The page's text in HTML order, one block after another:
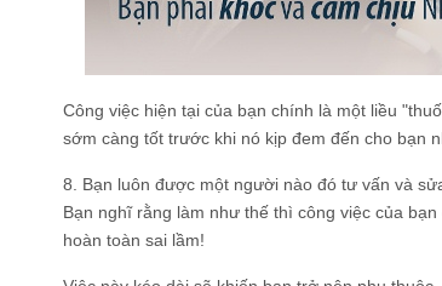
Công việc hiện tại của bạn chính là một liều
sớm càng tốt trước khi nó kịp đem đến cho bạn
8. Bạn luôn được một người nào đó tư vấn và
Bạn nghĩ rằng làm như thế thì công việc của
hoàn toàn sai lầm!